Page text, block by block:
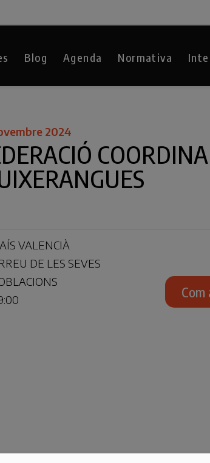
Blog Agenda Normativa
2024
VALENCIÀ
DE LES SEVES